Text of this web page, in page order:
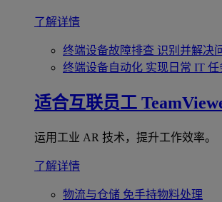
了解详情
终端设备故障排查 识别并解决
终端设备自动化 实现日常 IT
适合互联员工
运用工业 AR 技术，提升工作效率。
了解详情
物流与仓储 免手持物料处理